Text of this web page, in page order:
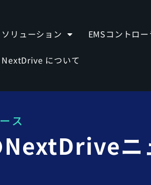
ソリューション EMSコントロ
NextDrive について
ス
ニ